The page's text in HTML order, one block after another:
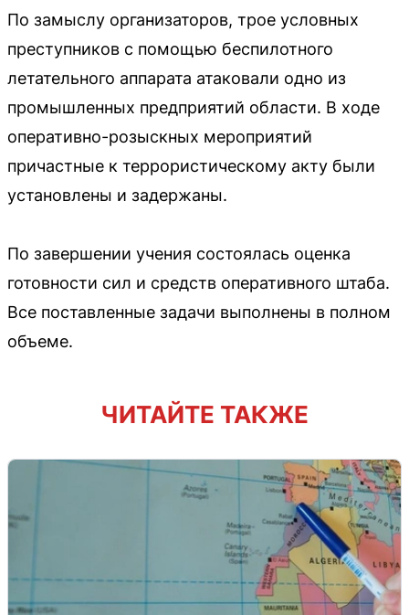
По замыслу организаторов, трое условных
преступников с помощью беспилотного
летательного аппарата атаковали одно из
промышленных предприятий области. В ходе
оперативно-розыскных мероприятий
причастные к террористическому акту были
установлены и задержаны.
По завершении учения состоялась оценка
готовности сил и средств оперативного штаба.
Все поставленные задачи выполнены в полном
объеме.
ЧИТАЙТЕ ТАКЖЕ